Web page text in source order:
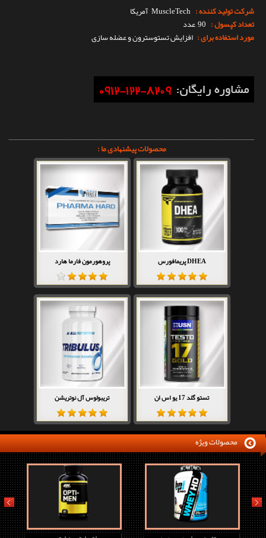
شرکت تولید کننده : MuscleTech آمریکا
تعداد کپسول : 90 عدد
مورد استفاده برای : افزایش تستوسترون وعضله سازی
محصولات پیشنهادی ما :
DHEA پریمافورس پروهورمون فارما هارد
تستو گلد 17 یو اس ان تریبولوس آل نوتریشن
محصولات ویژه
prev next